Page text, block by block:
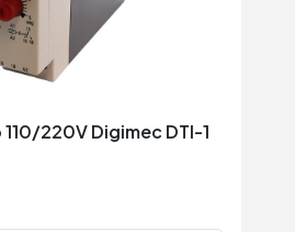
110/220V Digimec DTI-1